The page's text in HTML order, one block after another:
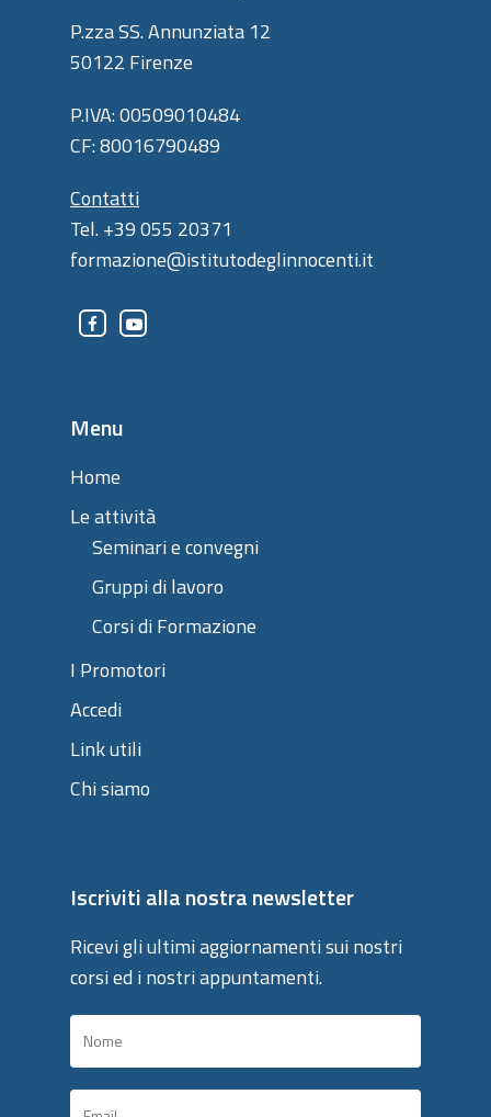
P.zza SS. Annunziata 12
50122 Firenze
P.IVA: 00509010484
CF: 80016790489
Contatti
Tel. +39 055 20371
formazione@istitutodeglinnocenti.it
Menu
Home
Le attività
Seminari e convegni
Gruppi di lavoro
Corsi di Formazione
I Promotori
Accedi
Link utili
Chi siamo
Iscriviti alla nostra newsletter
Ricevi gli ultimi aggiornamenti sui nostri
corsi ed i nostri appuntamenti.